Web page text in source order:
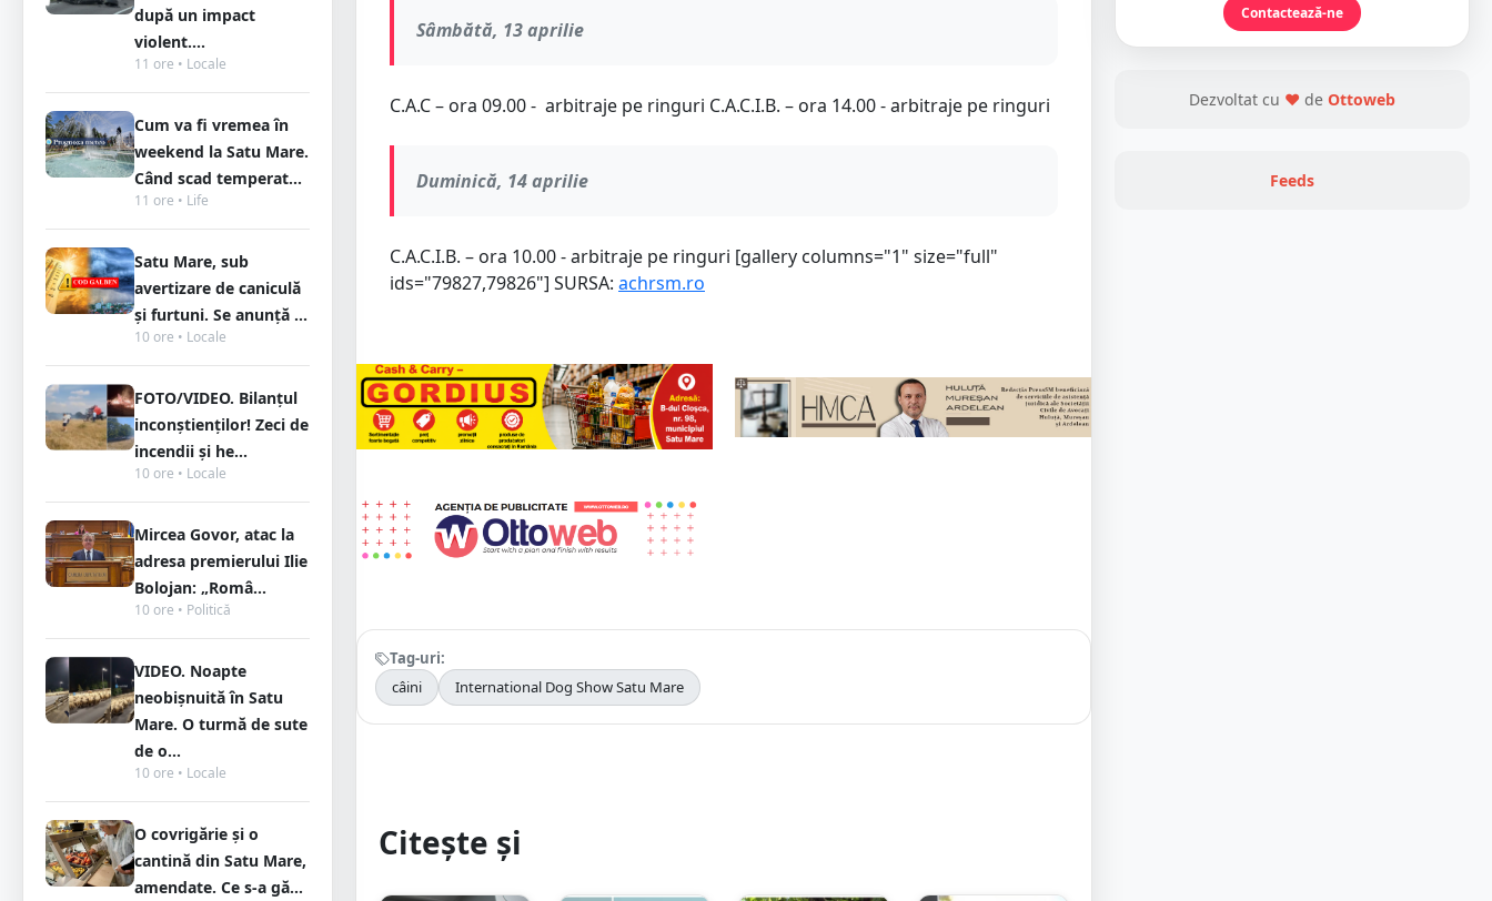
după un impact
violent....
11 ore • Locale
Cum va fi vremea în
weekend la Satu Mare.
Când scad temperat...
11 ore • Life
Satu Mare, sub
avertizare de caniculă
și furtuni. Se anunță ...
10 ore • Locale
FOTO/VIDEO. Bilanțul
inconștienților! Zeci de
incendii și he...
10 ore • Locale
Mircea Govor, atac la
adresa premierului Ilie
Bolojan: „Româ...
10 ore • Politică
VIDEO. Noapte
neobișnuită în Satu
Mare. O turmă de sute
de o...
10 ore • Locale
O covrigărie și o
cantină din Satu Mare,
amendate. Ce s-a gă...
Sâmbătă, 13 aprilie
C.A.C – ora 09.00 - arbitraje pe ringuri C.A.C.I.B. – ora 14.00 - arbitraje pe ringuri
Duminică, 14 aprilie
C.A.C.I.B. – ora 10.00 - arbitraje pe ringuri [gallery columns="1" size="full"
ids="79827,79826"] SURSA: achrsm.ro
Tag-uri:
câini
International Dog Show Satu Mare
Citește și
Contactează-ne
Dezvoltat cu ❤ de Ottoweb
Feeds